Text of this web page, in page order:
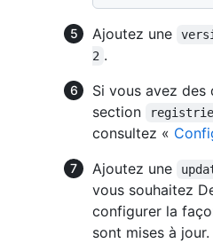
Ajoutez une
2 .
Si vous avez des
section
consultez «
Ajoutez une
vous souhaitez
configurer la
sont mises à